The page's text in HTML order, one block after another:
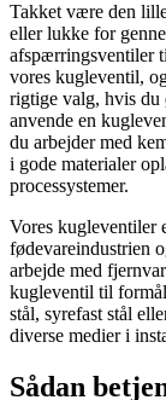
Takket være den
eller lukke for
afspærringsventiler
vores kugleventil,
rigtige valg, hvis du
anvende en
du arbejder med
i gode materialer
processystemer.
Vores kugleventiler
fødevareindustrien
arbejde med
kugleventil til
stål, syrefast stål
diverse medier i
Sådan